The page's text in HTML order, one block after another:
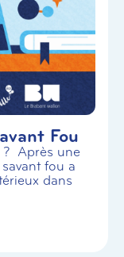
Fou
? Après une
fou a
dans